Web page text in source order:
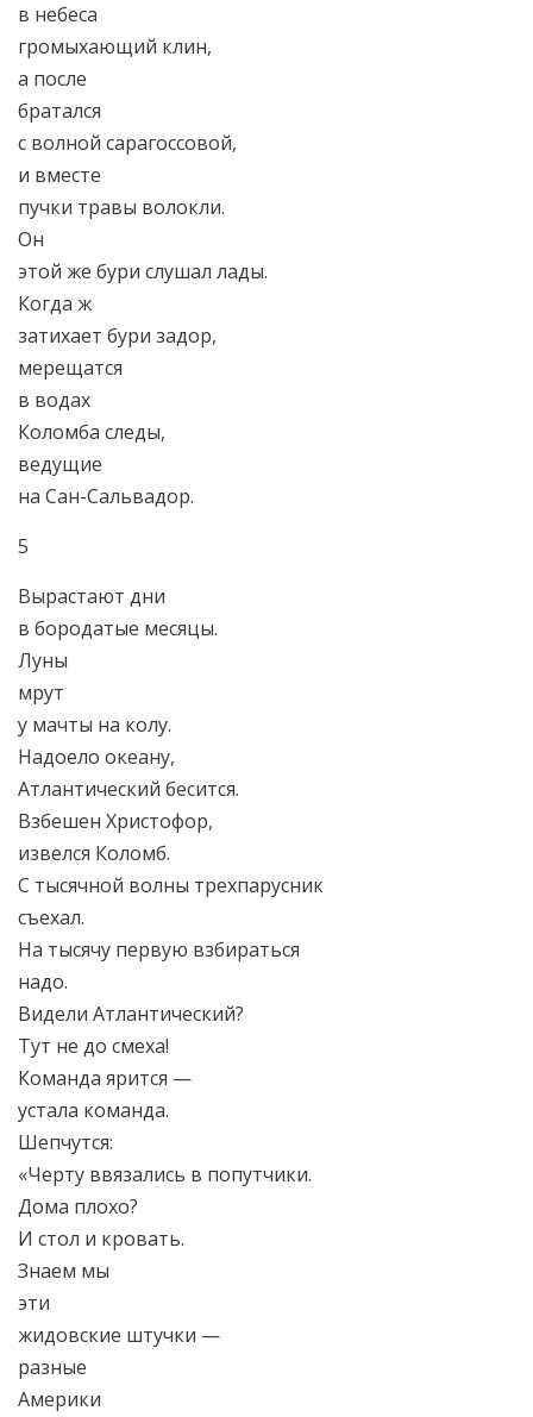
в небеса
громыхающий клин,
а после
братался
с волной сарагоссовой,
и вместе
пучки травы волокли.
Он
этой же бури слушал лады.
Когда ж
затихает бури задор,
мерещатся
в водах
Коломба следы,
ведущие
на Сан-Сальвадор.
5
Вырастают дни
в бородатые месяцы.
Луны
мрут
у мачты на колу.
Надоело океану,
Атлантический бесится.
Взбешен Христофор,
извелся Коломб.
С тысячной волны трехпарусник
съехал.
На тысячу первую взбираться
надо.
Видели Атлантический?
Тут не до смеха!
Команда ярится —
устала команда.
Шепчутся:
«Черту ввязались в попутчики.
Дома плохо?
И стол и кровать.
Знаем мы
эти
жидовские штучки —
разные
Америки